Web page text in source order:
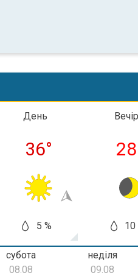
День
36°
5 %
Вечір
28
10
субота
08.08
неділя
09.08